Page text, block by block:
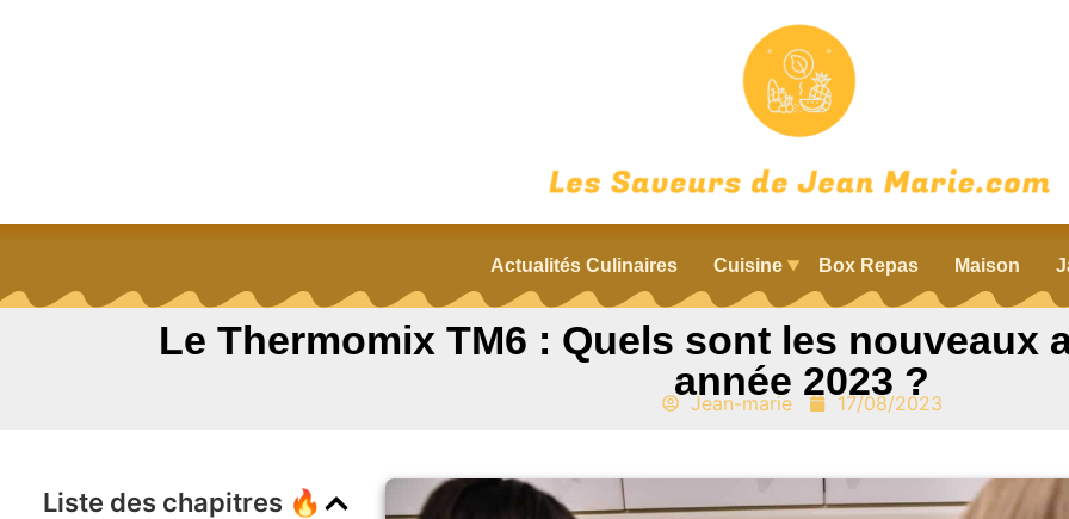
Actualités Culinaires Cuisine Box Repas Maison
Le Thermomix TM6 : Quels sont les nouveaux
année 2023 ?
Jean-marie 17/08/2023
Liste des chapitres 🔥